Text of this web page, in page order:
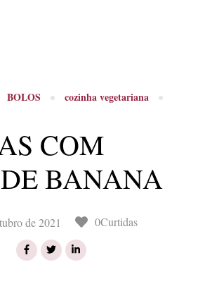
BOLOS
cozinha vegetariana
COM
BANANA
de 2021
0Curtidas